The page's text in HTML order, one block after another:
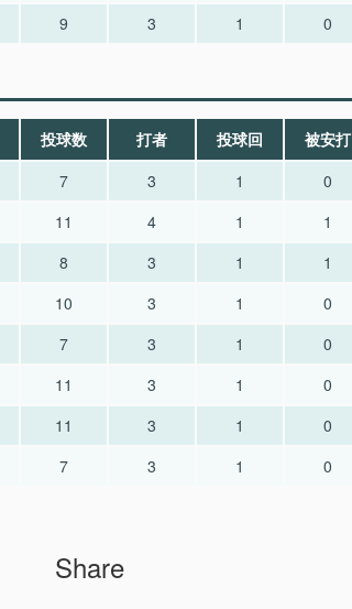
9 3 1 0
投球数 打者 投球回 被安打
7 3 1 0
11 4 1 1
8 3 1 1
10 3 1 0
7 3 1 0
11 3 1 0
11 3 1 0
7 3 1 0
Share